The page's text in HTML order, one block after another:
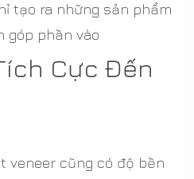
tạo ra những sản phẩm
góp phần vào
Cực Đến
veneer cũng có độ bền